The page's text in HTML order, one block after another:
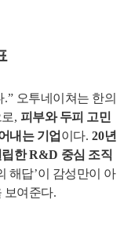
.” 오투네이쳐는 한의
, 피부와 두피 고민
내는 기업 이다. 20년
립한R&D 중심 조직
해답’이 감성만이 아
보여준다.